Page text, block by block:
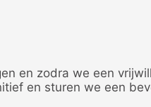
en zodra we een
en sturen we een